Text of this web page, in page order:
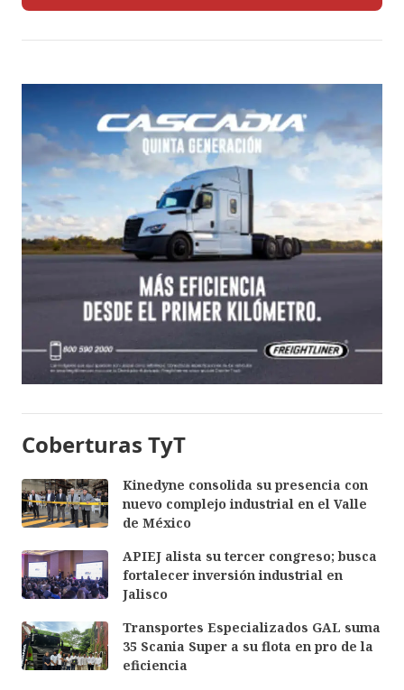
Coberturas TyT
Kinedyne consolida su presencia con
nuevo complejo industrial en el Valle
de México
APIEJ alista su tercer congreso; busca
fortalecer inversión industrial en
Jalisco
Transportes Especializados GAL suma
35 Scania Super a su flota en pro de la
eficiencia